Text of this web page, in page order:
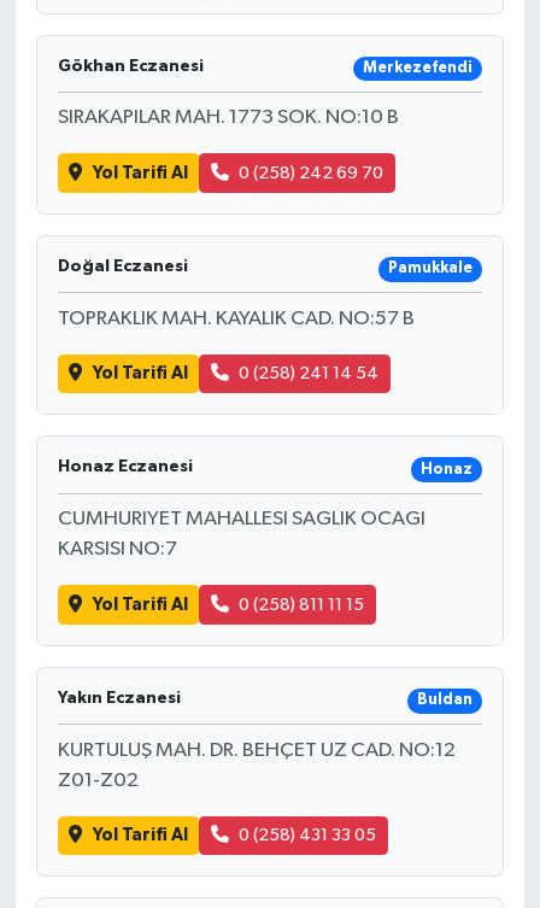
Gökhan Eczanesi Merkezefendi
SIRAKAPILAR MAH. 1773 SOK. NO:10 B
Yol Tarifi Al 0 (258) 242 69 70
Doğal Eczanesi Pamukkale
TOPRAKLIK MAH. KAYALIK CAD. NO:57 B
Yol Tarifi Al 0 (258) 241 14 54
Honaz Eczanesi Honaz
CUMHURIYET MAHALLESI SAGLIK OCAGI
KARSISI NO:7
Yol Tarifi Al 0 (258) 811 11 15
Yakın Eczanesi Buldan
KURTULUŞ MAH. DR. BEHÇET UZ CAD. NO:12
Z01-Z02
Yol Tarifi Al 0 (258) 431 33 05